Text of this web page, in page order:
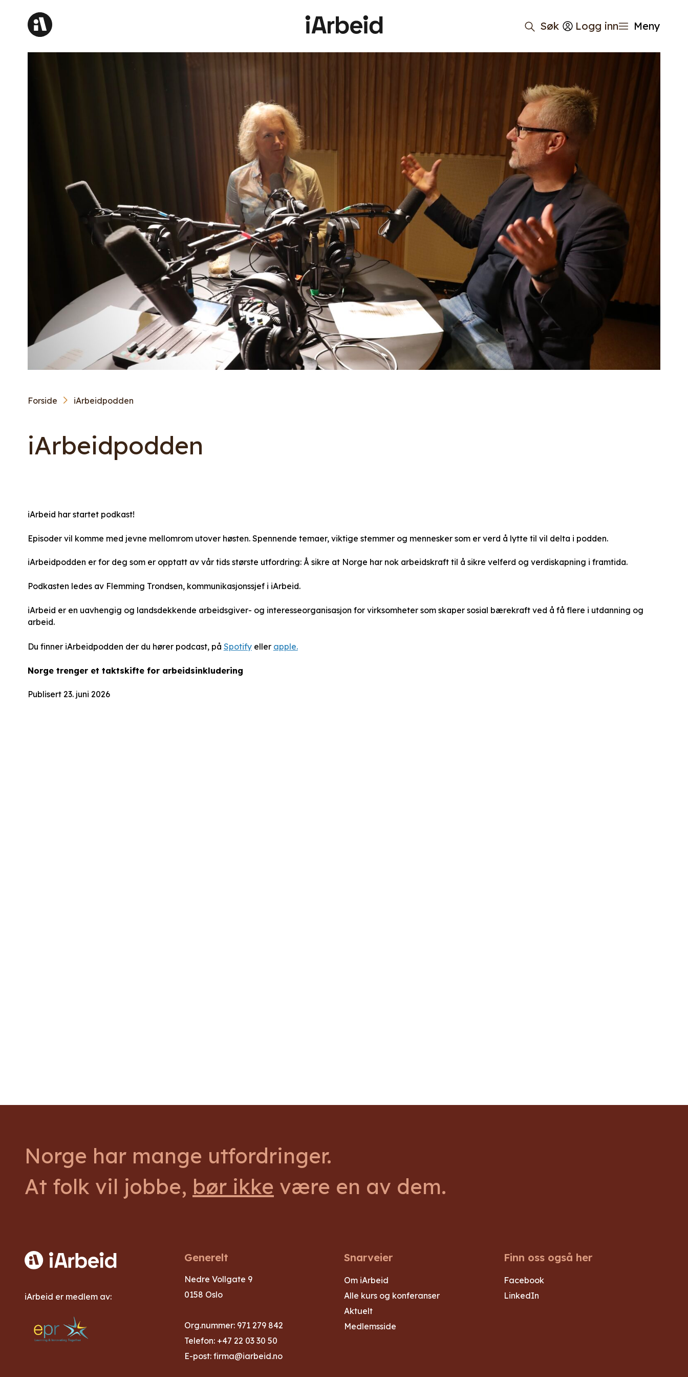
Søk Logg inn Meny
Forside iArbeidpodden
iArbeidpodden
iArbeid har startet podkast!
Episoder vil komme med jevne mellomrom utover høsten. Spennende temaer, viktige stemmer og mennesker som er verd å lytte til vil delta i podden.
iArbeidpodden er for deg som er opptatt av vår tids største utfordring: Å sikre at Norge har nok arbeidskraft til å sikre velferd og verdiskapning i framtida.
Podkasten ledes av Flemming Trondsen, kommunikasjonssjef i iArbeid.
iArbeid er en uavhengig og landsdekkende arbeidsgiver- og interesseorganisasjon for virksomheter som skaper sosial bærekraft ved å få flere i utdanning og
arbeid.
Du finner iArbeidpodden der du hører podcast, på Spotifyeller apple.
Norge trenger et taktskifte for arbeidsinkludering
Publisert 23. juni 2026
Norge har mange utfordringer.
At folk vil jobbe, bør ikke være en av dem.
iArbeid er medlem av:
Generelt
Nedre Vollgate 9
0158 Oslo
Org.nummer: 971 279 842
Telefon: +47 22 03 30 50
E-post: firma@iarbeid.no
Snarveier
Om iArbeid
Alle kurs og konferanser
Aktuelt
Medlemsside
Finn oss også her
Facebook
LinkedIn